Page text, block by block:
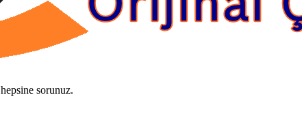
sorunuz.